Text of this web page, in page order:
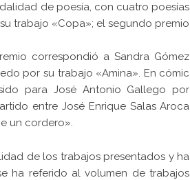
de poesía, con cuatro poesías
trabajo «Copa»; el segundo premio
correspondió a Sandra Gómez
por su trabajo «Amina». En cómic
para José Antonio Gallego por
entre José Enrique Salas Aroca
un cordero».
de los trabajos presentados y ha
ha referido al volumen de trabajos